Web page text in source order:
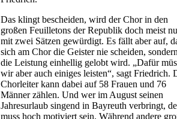
Das klingt bescheiden, wird der Chor in den
großen Feuilletons der Republik doch meist
mit zwei Sätzen gewürdigt. Es fällt aber auf,
sich am Chor die Geister nie scheiden, sondern
die Leistung einhellig gelobt wird. „Dafür
wir aber auch einiges leisten“, sagt Friedrich.
Chorleiter kann dabei auf 58 Frauen und 76
Männer zählen. Und wer im August seinen
Jahresurlaub singend in Bayreuth verbringt,
muss hoch motiviert sein. Während andere